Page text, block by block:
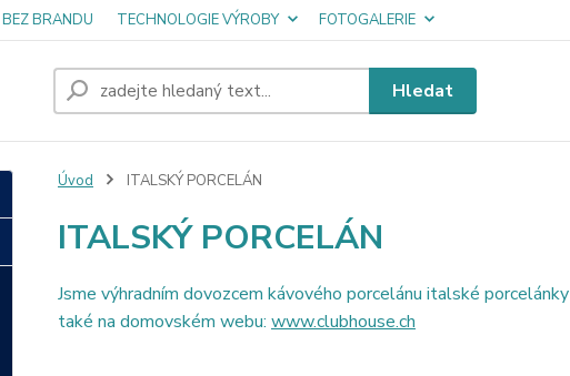
BRANDU TECHNOLOGIE VÝROBY FOTOGALERIE
Hledat
Úvod ITALSKÝ PORCELÁN
ITALSKÝ PORCELÁN
Jsme výhradním dovozcem kávového porcelánu italské porcelánky
také na domovském webu: www.clubhouse.ch